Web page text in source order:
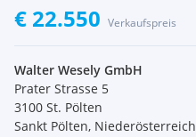
€ 22.550 Verkaufspreis
Walter Wesely GmbH
Prater Strasse 5
3100 St. Pölten
Sankt Pölten, Niederösterreich